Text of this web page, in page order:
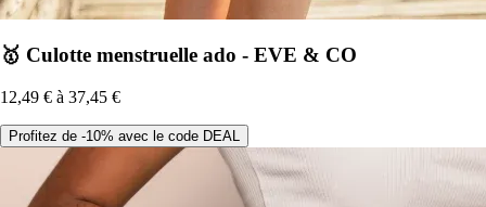
🥇 Culotte menstruelle ado - EVE & CO
12,49 € à 37,45 €
Profitez de -10% avec le code DEAL